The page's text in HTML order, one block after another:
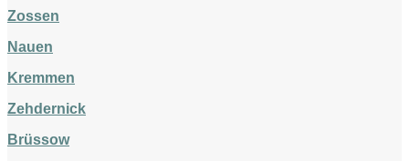
Zossen
Nauen
Kremmen
Zehdernick
Brüssow